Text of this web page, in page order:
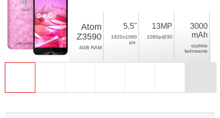
Atom
Z3590
4GB RAM
5.5"
1920x1080
pix.
13MP
1080p@30
3000
mAh
szybkie
ładowanie